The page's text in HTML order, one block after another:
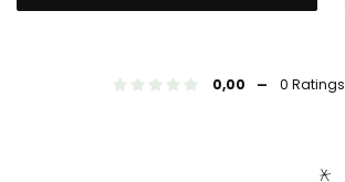
0,00 - 0 Ratings